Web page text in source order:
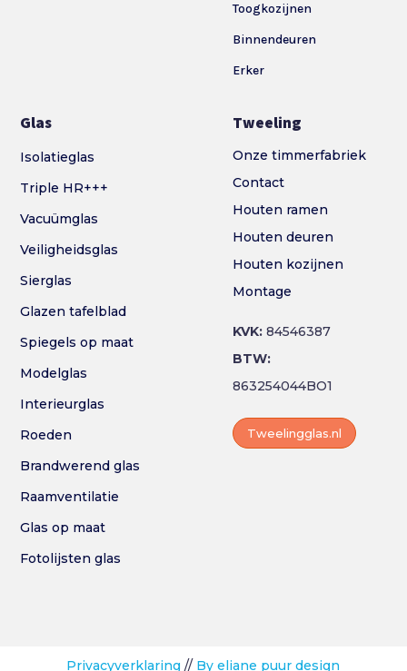
Toogkozijnen
Binnendeuren
Erker
Glas
Isolatieglas
Triple HR+++
Vacuümglas
Veiligheidsglas
Sierglas
Glazen tafelblad
Spiegels op maat
Modelglas
Interieurglas
Roeden
Brandwerend glas
Raamventilatie
Glas op maat
Fotolijsten glas
Tweeling
Onze timmerfabriek
Contact
Houten ramen
Houten deuren
Houten kozijnen
Montage
KVK:84546387
BTW:
863254044BO1
Tweelingglas.nl
Privacyverklaring // By eliane puur design